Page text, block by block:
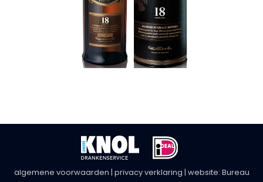
algemene voorwaarden | privacy verklaring | website: Bureau